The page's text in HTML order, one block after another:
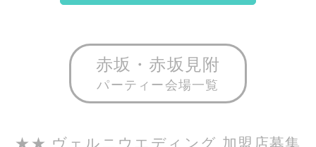
赤坂・赤坂見附
パーティー会場一覧
★★ ヴェルニウエディング 加盟店募集